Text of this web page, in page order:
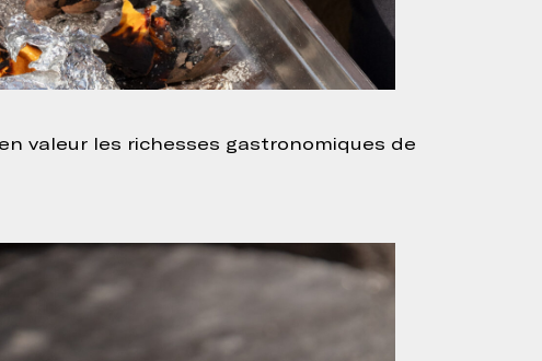
valeur les richesses gastronomiques de